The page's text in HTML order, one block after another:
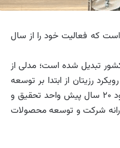
است که فعالیت خود را از سال
تبدیل شده است؛ مدلی از
رزیتان از ابتدا بر توسعه
هم‌زمان سبد متنوعی از رزین‌های صنعتی استوار بوده است. در همین راستا، این شرکت حدود ۲۰ سال پیش واحد تحقیق و
شرکت و توسعه محصولات